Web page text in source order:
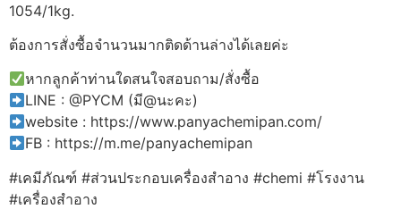
1054/1kg.
ต้องการสั่งซื้อจำนวนมากติดด้านล่างได้เลยค่ะ
หากลูกค้าท่านใดสนใจสอบถาม/สั่งซื้อ
LINE : @PYCM (มี@นะคะ)
website : https://www.panyachemipan.com/
FB : https://m.me/panyachemipan
#เคมีภัณฑ์ #ส่วนประกอบเครื่องสำอาง #chemi #โรงงาน
#เครื่องสำอาง